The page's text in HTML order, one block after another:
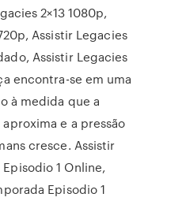
2×13 1080p,
Assistir Legacies
Assistir Legacies
encontra-se em uma
à medida que a
e a pressão
cresce. Assistir
1 Online,
Episodio 1